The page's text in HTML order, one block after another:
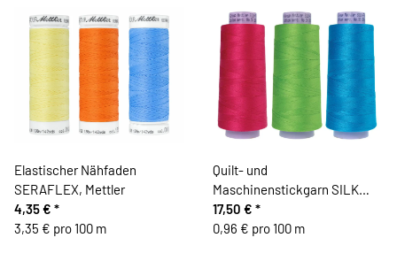
Elastischer Nähfaden
SERAFLEX, Mettler
4,35 € *
3,35 € pro 100 m
Quilt- und
Maschinenstickgarn SILK
FINISH COTTON No.50, 1829
m, Mettler
17,50 € *
0,96 € pro 100 m